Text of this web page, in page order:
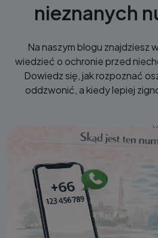
nieznanych
Na naszym blogu znajdziesz
wiedzieć o ochronie przed
Dowiedz się, jak rozpoznać
oddzwonić, a kiedy lepiej